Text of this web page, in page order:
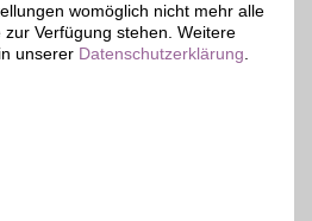
womöglich nicht mehr alle
Verfügung stehen. Weitere
unserer Datenschutzerklärung